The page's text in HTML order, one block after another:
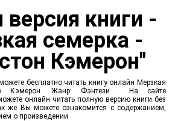
версия книги -
семерка -
Кэмерон"
бесплатно читать книгу онлайн Мерзкая
Кэмерон. Жанр: Фэнтези . На сайте
онлайн читать полную версию книги без
же Вы можете ознакомится с содержанием,
о произведении